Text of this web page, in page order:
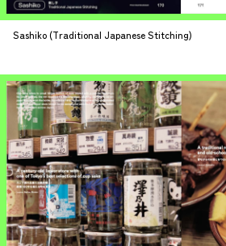
Sashiko (Traditional Japanese Stitching)